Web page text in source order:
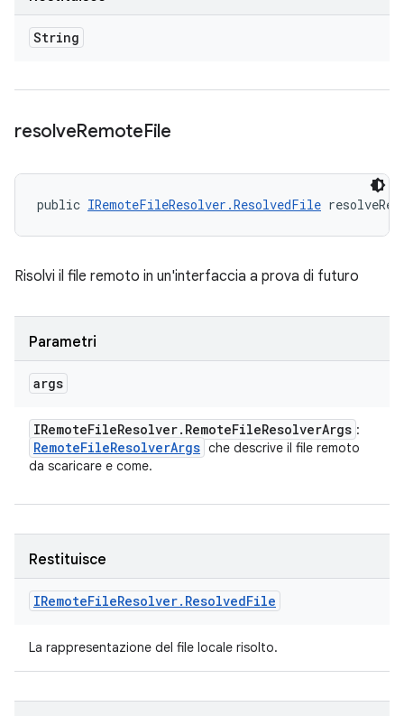
String
resolveRemoteFile
public IRemoteFileResolver.ResolvedFile
Risolvi il file remoto in un'interfaccia a prova di futuro
Parametri
args
IRemoteFileResolver. RemoteFileResolverArgs :
RemoteFileResolverArgs che descrive il file remoto
da scaricare e come.
Restituisce
IRemoteFileResolver. ResolvedFile
La rappresentazione del file locale risolto.